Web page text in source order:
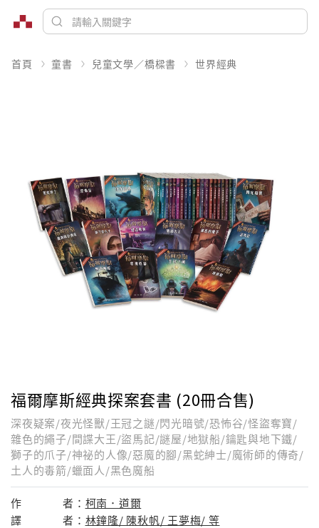
首頁 童書 兒童文學／橋樑書 世界經典
福爾摩斯經典探案套書 (20冊合售)
深夜疑案/夜光怪獸/王冠之謎/閃光暗號/恐怖谷/怪盜奪寶/
雜色的繩子/間諜大王/盜馬記/謎屋/地獄船/鑰匙與地下鐵/
獅子的爪子/神祕的人像/惡魔的腳/黑蛇紳士/魔術師的傳奇/
土人的毒箭/蠟面人/黑色魔船
作 者： 柯南．道爾
譯
者： 林鐘隆/ 陳秋帆/ 王夢梅/ 等